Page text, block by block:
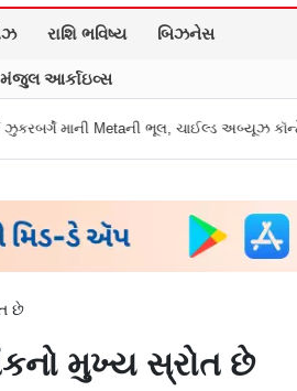
રાશિ ભવિષ્ય બિઝનેસ
મંજુલ આર્કાઇવ્સ
ભૂલ, ચાઈલ્ડ અબ્યૂઝ કૉન્ટેન્ટ અને ડીપફેક પર
છે
મુખ્ય સ્રોત છે